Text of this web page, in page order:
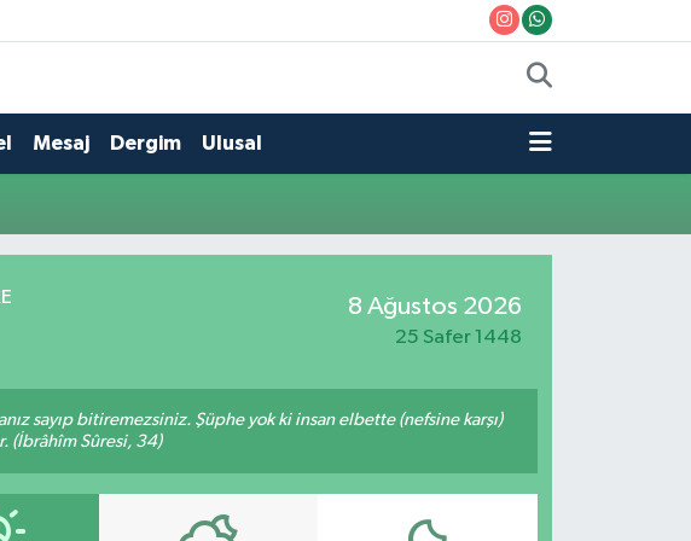
Mesaj Dergim Ulusal
8 Ağustos 2026
25 Safer 1448
sayıp bitiremezsiniz. Şüphe yok ki insan elbette (nefsine karşı)
(İbrâhîm Sûresi, 34)